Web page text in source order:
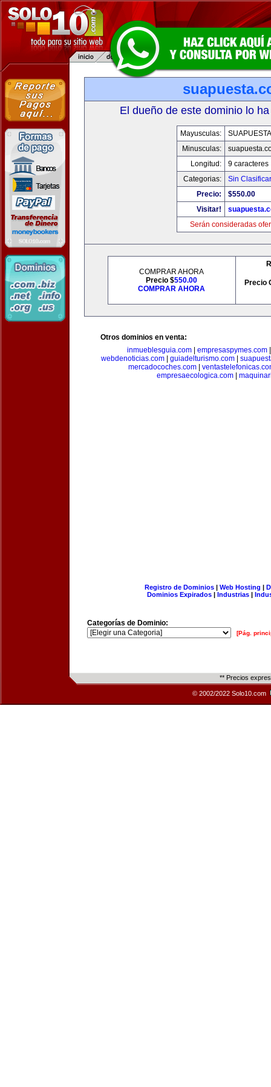
El dueño de este dominio lo
Mayusculas:
Minusculas:
Longitud:
9 caracteres
Categorias:
Sin Clasificar
Precio:
$550.00
Visitar!
Serán consideradas
COMPRAR AHORA
Precio $550.00
COMPRAR AHORA
Precio
Otros dominios en venta:
inmueblesguia.com| empresaspymes.com
webdenoticias.com
guiadelturismo.com
mercadocoches.com|
empresaecologica.com
Registro de Dominios| Web Hosting |
Dominios Expirados | Industrias |
Categorías de Dominio:
[Pág.
** Precios
© 2002/2022 Solo10.com